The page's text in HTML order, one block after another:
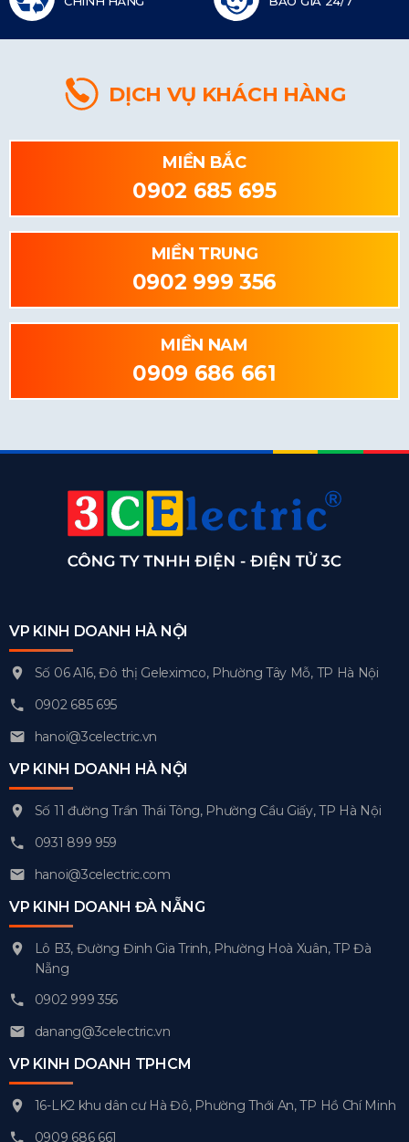
DỊCH VỤ KHÁCH HÀNG
MIỀN BẮC
0902 685 695
MIỀN TRUNG
0902 999 356
MIỀN NAM
0909 686 661
VP KINH DOANH HÀ NỘI
Số 06 A16, Đô thị Geleximco, Phường Tây Mỗ, TP Hà Nội
0902 685 695
hanoi@3celectric.vn
VP KINH DOANH HÀ NỘI
Số 11 đường Trần Thái Tông, Phường Cầu Giấy, TP Hà Nội
0931 899 959
hanoi@3celectric.com
VP KINH DOANH ĐÀ NẴNG
Lô B3, Đường Đinh Gia Trinh, Phường Hoà Xuân, TP Đà
Nẵng
0902 999 356
danang@3celectric.vn
VP KINH DOANH TPHCM
16-LK2 khu dân cư Hà Đô, Phường Thới An, TP Hồ Chí Minh
0909 686 661